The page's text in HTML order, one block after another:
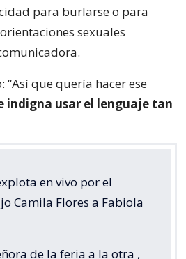
para burlarse o para
sexuales
“Así que quería hacer ese
indigna usar el lenguaje tan
en vivo por el
Camila Flores a Fabiola
de la feria a la otra ,